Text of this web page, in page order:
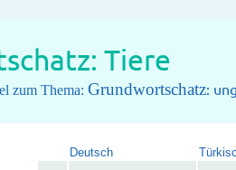
Tiere
zum Thema: Grundwortschatz:
Deutsch